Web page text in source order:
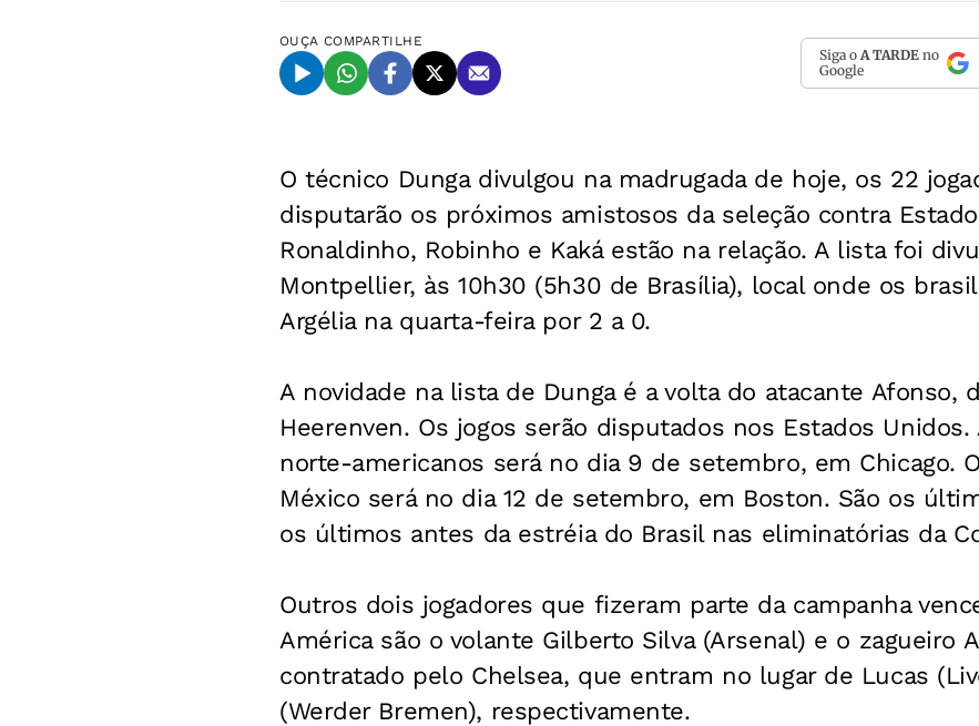
OUÇA COMPARTILHE
Siga o A TARDE no
Google
O técnico Dunga divulgou na madrugada de hoje, os 22
disputarão os próximos amistosos da seleção contra
Ronaldinho, Robinho e Kaká estão na relação. A lista foi
Montpellier, às 10h30 (5h30 de Brasília), local onde os
Argélia na quarta-feira por 2 a 0.
A novidade na lista de Dunga é a volta do atacante Afonso,
Heerenven. Os jogos serão disputados nos Estados
norte-americanos será no dia 9 de setembro, em Chicago.
México será no dia 12 de setembro, em Boston. São os
os últimos antes da estréia do Brasil nas eliminatórias da
Outros dois jogadores que fizeram parte da campanha
América são o volante Gilberto Silva (Arsenal) e o zagueiro
contratado pelo Chelsea, que entram no lugar de Lucas
(Werder Bremen), respectivamente.